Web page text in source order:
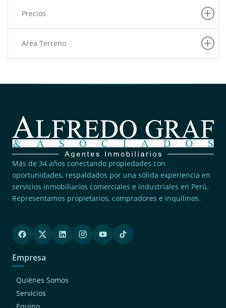
San Juan De Lurigancho
Precios
Area Terreno
Más de 34 años conectando propiedades con
oportunidades, respaldados por una sólida experiencia en
servicios inmobiliarios comerciales e industriales en Perú.
Representamos propietarios, compradores e inquilinos.
Empresa
Quiénes Somos
Servicios
Equipo